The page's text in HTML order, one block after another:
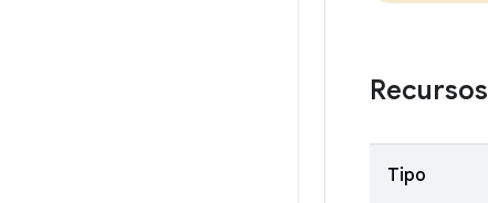
Recursos
Tipo